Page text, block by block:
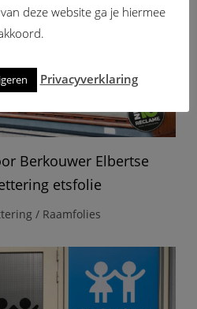
Berkouwer Elbertse
etsfolie
/ Raamfolies
deze website ga je hiermee
Privacyverklaring